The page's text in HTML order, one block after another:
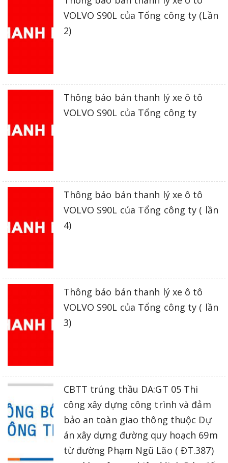
VOLVO S90L của Tổng công ty (Lần
2)
Thông báo bán thanh lý xe ô tô
VOLVO S90L của Tổng công ty
Thông báo bán thanh lý xe ô tô
VOLVO S90L của Tổng công ty ( lần
4)
Thông báo bán thanh lý xe ô tô
VOLVO S90L của Tổng công ty ( lần
3)
CBTT trúng thầu DA:GT 05 Thi
công xây dựng công trình và đảm
bảo an toàn giao thông thuộc Dự
án xây dựng đường quy hoạch 69m
từ đường Phạm Ngũ Lão ( ĐT.387)